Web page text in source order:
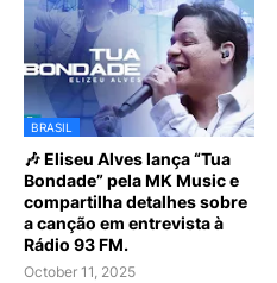
BRASIL
🎶 Eliseu Alves lança “Tua
Bondade” pela MK Music e
compartilha detalhes sobre
a canção em entrevista à
Rádio 93 FM.
October 11, 2025